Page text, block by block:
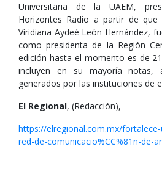
Universitaria de la UAEM,
Horizontes Radio a partir de
Viridiana Aydeé León Hernández,
como presidenta de la Región
edición hasta el momento es de
incluyen en su mayoría notas,
generados por las instituciones de
El Regional, (Redacción),
https://elregional.com.mx/
red-de-comunicacio%CC%81n-de-